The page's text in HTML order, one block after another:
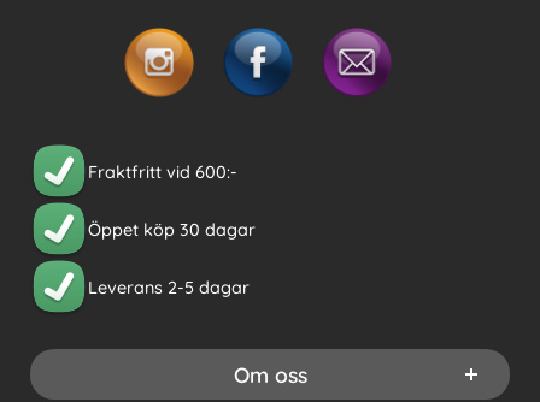
Fraktfritt vid 600:-
Öppet köp 30 dagar
Leverans 2-5 dagar
Om oss